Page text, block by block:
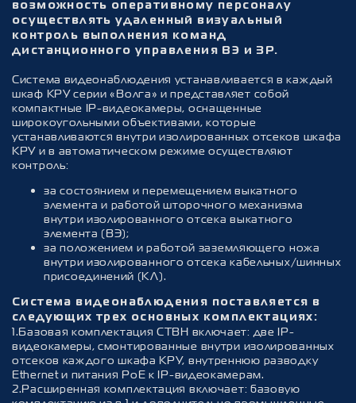
возможность оперативному персоналу
осуществлять удаленный визуальный
контроль выполнения команд
дистанционного управления ВЭ и ЗР.
Система видеонаблюдения устанавливается в каждый
шкаф КРУ серии «Волга» и представляет собой
компактные IP-видеокамеры, оснащенные
широкоугольными объективами, которые
устанавливаются внутри изолированных отсеков шкафа
КРУ и в автоматическом режиме осуществляют
контроль:
за состоянием и перемещением выкатного
элемента и работой шторочного механизма
внутри изолированного отсека выкатного
элемента (ВЭ);
за положением и работой заземляющего ножа
внутри изолированного отсека кабельных/шинных
присоединений (КЛ).
Система видеонаблюдения поставляется в
следующих трех основных комплектациях:
1.Базовая комплектация СТВН включает: две IP-
видеокамеры, смонтированные внутри изолированных
отсеков каждого шкафа КРУ, внутреннюю разводку
Ethernet и питания PoE к IP-видеокамерам.
2.Расширенная комплектация включает: базовую